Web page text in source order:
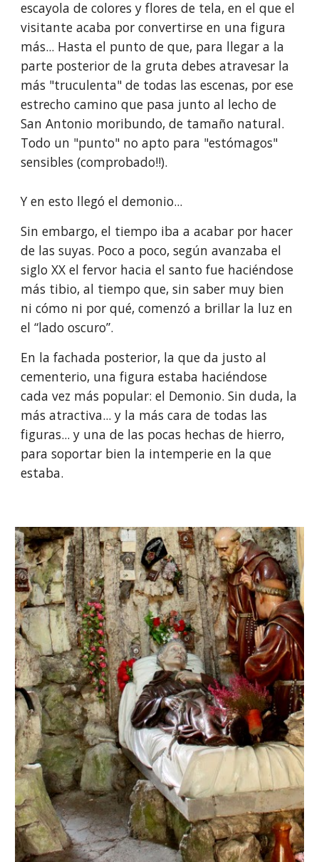
escayola de colores y flores de tela, en el que el
visitante acaba por convertirse en una figura
más... Hasta el punto de que, para llegar a la
parte posterior de la gruta debes atravesar la
más "truculenta" de todas las escenas, por ese
estrecho camino que pasa junto al lecho de
San Antonio moribundo, de tamaño natural.
Todo un "punto" no apto para "estómagos"
sensibles (comprobado!!).
Y en esto llegó el demonio...
Sin embargo, el tiempo iba a acabar por hacer
de las suyas. Poco a poco, según avanzaba el
siglo XX el fervor hacia el santo fue haciéndose
más tibio, al tiempo que, sin saber muy bien
ni cómo ni por qué, comenzó a brillar la luz en
el “lado oscuro”.
En la fachada posterior, la que da justo al
cementerio, una figura estaba haciéndose
cada vez más popular: el Demonio. Sin duda, la
más atractiva... y la más cara de todas las
figuras... y una de las pocas hechas de hierro,
para soportar bien la intemperie en la que
estaba.